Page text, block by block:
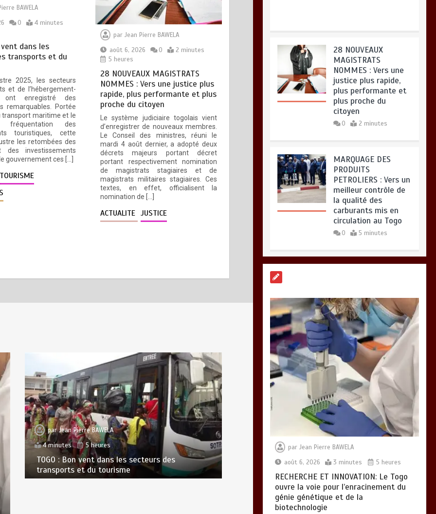
août 6, 2026 0
BAWELA
0
4 minutes
vent dans les
transports et du
2025, les secteurs
et de l’hébergement-
ont enregistré des
remarquables. Portée
transport maritime et le
des
touristiques, cette
les retombées des
des investissements
gouvernement ces […]
TOURISME
par Jean Pierre BAWELA
août 6, 2026
0
2 minutes
5 heures
28 NOUVEAUX MAGISTRATS
NOMMES : Vers une justice plus
rapide, plus performante et plus
proche du citoyen
Le système judiciaire togolais vient
d’enregistrer de nouveaux membres.
Le Conseil des ministres, réuni le
mardi 4 août dernier, a adopté deux
décrets majeurs portant décret
portant respectivement nomination
de magistrats stagiaires et de
magistrats militaires stagiaires. Ces
textes, en effet, officialisent la
nomination de […]
ACTUALITE JUSTICE
parJean Pierre BAWELA
4 minutes
5 heures
TOGO : Bon vent dans les secteurs des
transports et du tourisme
justice plus rapide,
plus performante et
plus proche du
citoyen
0 2 minutes
MARQUAGE DES
meilleur contrôle de
la qualité des
carburants mis en
circulation au Togo
0 5 minutes
RECHERCHE ET
ouvre la voie pour
0 3 minutes
TOGO : Bon vent dans
les secteurs des
transports et du
tourisme
0 4 minutes
28 NOUVEAUX
MAGISTRATS
NOMMES : Vers une
justice plus rapide,
plus performante et
par Jean Pierre BAWELA
août 6, 2026
3 minutes 5 heures
RECHERCHE ET INNOVATION: Le Togo
ouvre la voie pour l’enracinement du
génie génétique et de la
biotechnologie